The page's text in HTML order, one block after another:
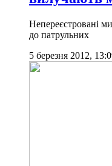
Непереєстровані
до патрульних
5 березня 2012,